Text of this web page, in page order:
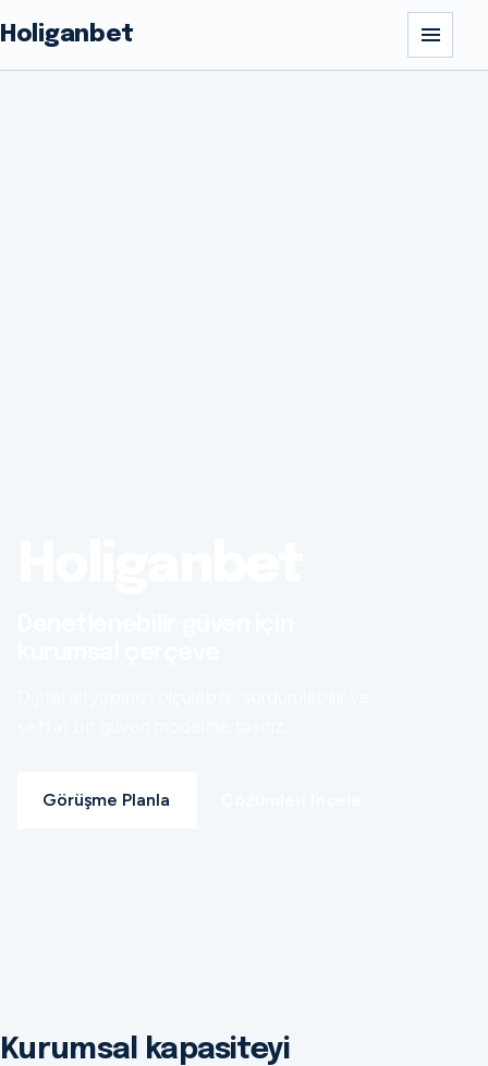
Holiganbet
Görüşme Planla
Kurumsal kapasiteyi